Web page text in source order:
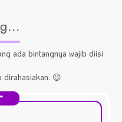
ada bintangnya wajib diisi
dirahasiakan. 😉
*